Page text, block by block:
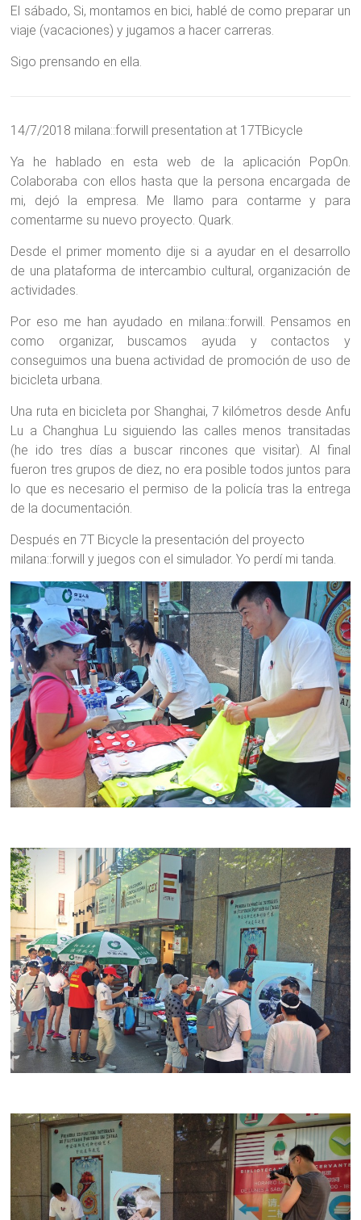
El sábado, Si, montamos en bici, hablé de como preparar un
viaje (vacaciones) y jugamos a hacer carreras.
Sigo prensando en ella.
14/7/2018 milana::forwill presentation at 17TBicycle
Ya he hablado en esta web de la aplicación PopOn.
Colaboraba con ellos hasta que la persona encargada de
mi, dejó la empresa. Me llamo para contarme y para
comentarme su nuevo proyecto. Quark.
Desde el primer momento dije si a ayudar en el desarrollo
de una plataforma de intercambio cultural, organización de
actividades.
Por eso me han ayudado en milana::forwill. Pensamos en
como organizar, buscamos ayuda y contactos y
conseguimos una buena actividad de promoción de uso de
bicicleta urbana.
Una ruta en bicicleta por Shanghai, 7 kilómetros desde Anfu
Lu a Changhua Lu siguiendo las calles menos transitadas
(he ido tres días a buscar rincones que visitar). Al final
fueron tres grupos de diez, no era posible todos juntos para
lo que es necesario el permiso de la policía tras la entrega
de la documentación.
Después en 7T Bicycle la presentación del proyecto
milana::forwill y juegos con el simulador. Yo perdí mi tanda.